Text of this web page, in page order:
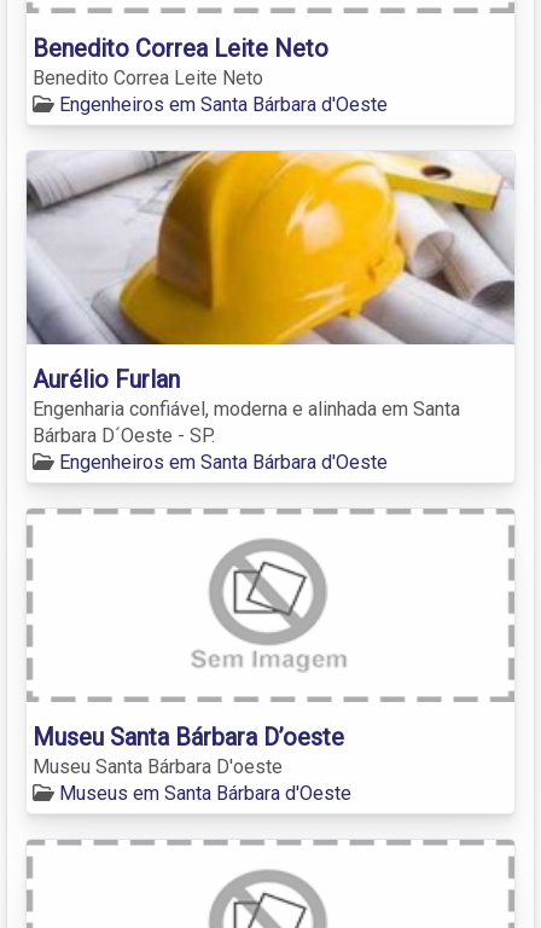
Benedito Correa Leite Neto
Benedito Correa Leite Neto
Engenheiros em Santa Bárbara d'Oeste
Aurélio Furlan
Engenharia confiável, moderna e alinhada em Santa
Bárbara D´Oeste - SP.
Engenheiros em Santa Bárbara d'Oeste
Museu Santa Bárbara D’oeste
Museu Santa Bárbara D'oeste
Museus em Santa Bárbara d'Oeste